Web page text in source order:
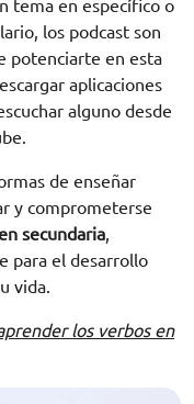
tema en específico o
los podcast son
potenciarte en esta
aplicaciones
alguno desde
de enseñar
y comprometerse
secundaria,
para el desarrollo
vida.
los verbos en